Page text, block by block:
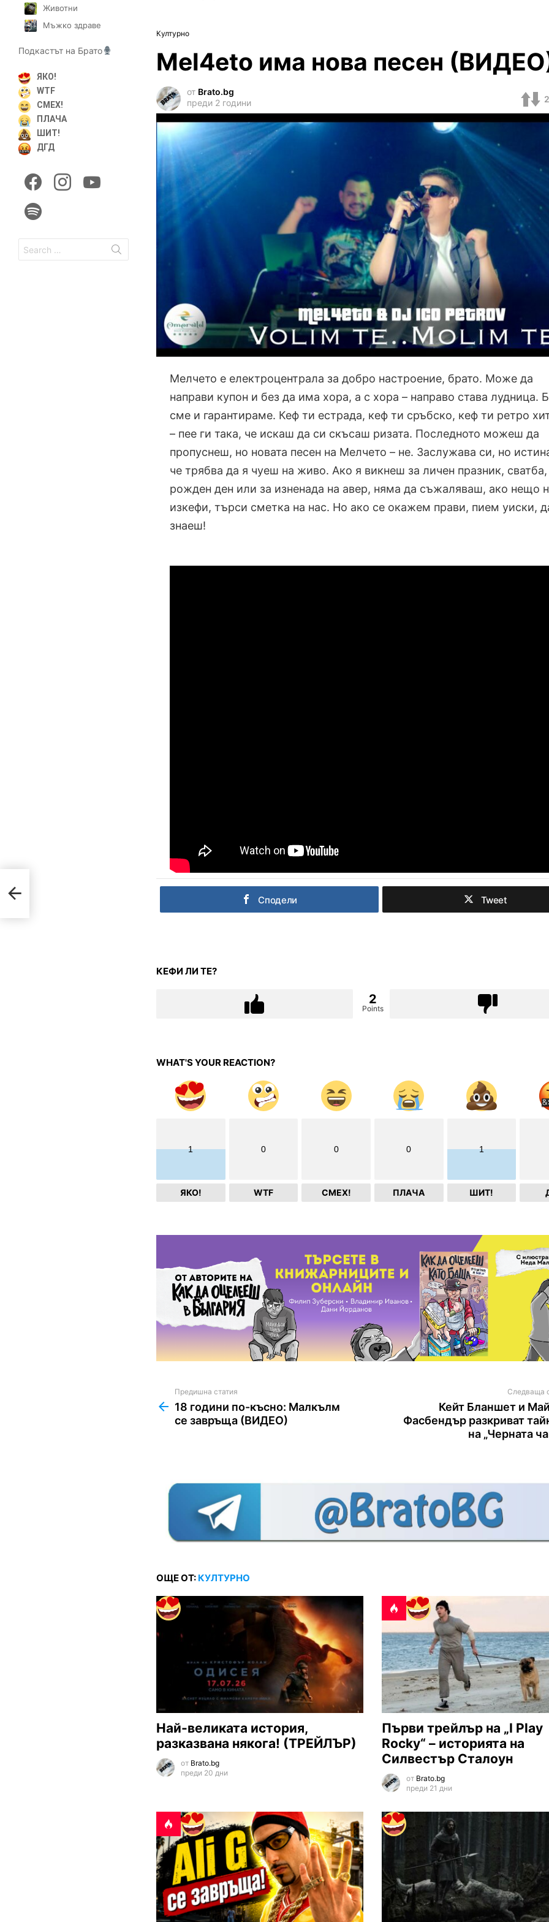
Културно
Mel4eto има нова песен
от Brato.bg
преди 2 години
2
Мелчето е електроцентрала за добро настроение, брато. Може да
направи купон и без да има хора, а с хора – направо става лудница.
сме и гарантираме. Кеф ти естрада, кеф ти сръбско, кеф ти ретро
– пее ги така, че искаш да си скъсаш ризата. Последното можеш да
пропуснеш, но новата песен на Мелчето – не. Заслужава си, но
че трябва да я чуеш на живо. Ако я викнеш за личен празник, сватба,
рожден ден или за изненада на авер, няма да съжаляваш, ако нещо
изкефи, търси сметка на нас. Но ако се окажем прави, пием уиски,
знаеш!
Сподели Tweet
КЕФИ ЛИ ТЕ?
2
Points
WHAT'S YOUR REACTION?
1
ЯКО!
0
WTF
0
СМЕХ!
0
ПЛАЧА
1
ШИТ!
more
Предишна статия
18 години по-късно: Малкълм
се завръща (ВИДЕО)
Следваща
Кейт Бланшет и
Фасбендър разкриват
на „Черната
ОЩЕ ОТ: КУЛТУРНО
Най-великата история,
разказвана някога! (ТРЕЙЛЪР)
от Brato.bg
преди 20 дни
Първи трейлър на „I Play
Rocky“ – историята на
Силвестър Сталоун
от Brato.bg
преди 21 дни
Животни
Мъжко здраве
Подкастът на Брато
ЯКО!
WTF
СМЕХ!
ПЛАЧА
ШИТ!
ДГД
for: